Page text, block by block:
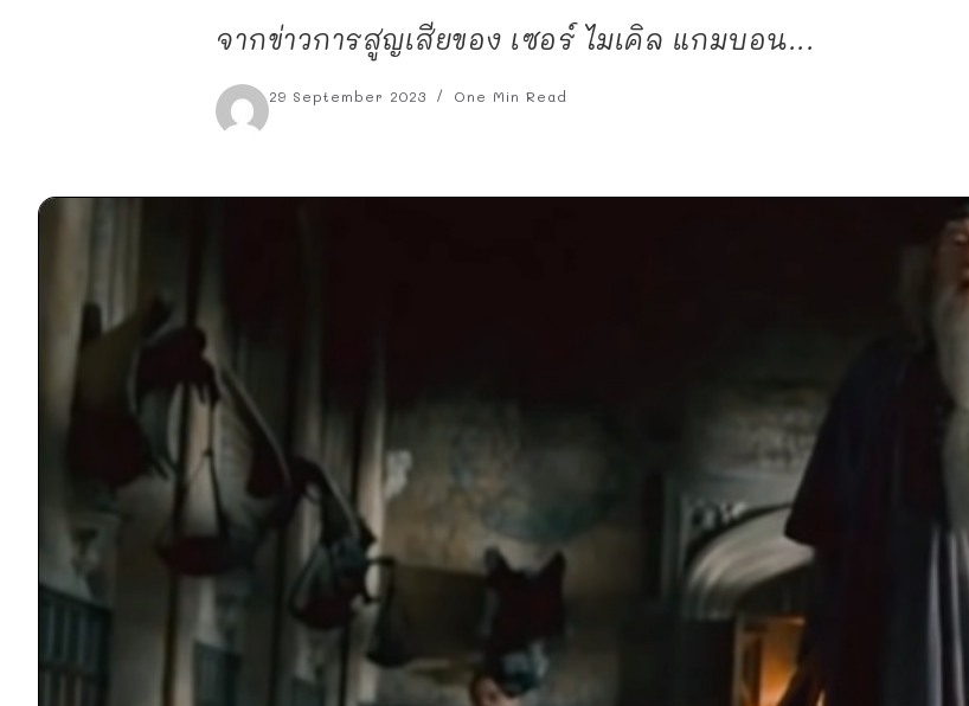
จากข่าวการสูญเสียของ เซอร์ ไมเคิล แกมบอน...
29 September 2023 One Min Read